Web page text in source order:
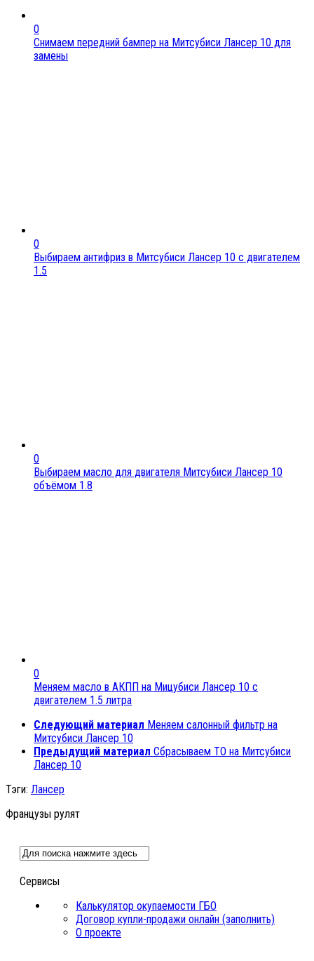
0
Снимаем передний бампер на Митсубиси Лансер 10 для
замены
0
Выбираем антифриз в Митсубиси Лансер 10 с двигателем
1.5
0
Выбираем масло для двигателя Митсубиси Лансер 10
объёмом 1.8
0
Меняем масло в АКПП на Мицубиси Лансер 10 с
двигателем 1.5 литра
Следующий материал Меняем салонный фильтр на
Митсубиси Лансер 10
Предыдущий материал Сбрасываем ТО на Митсубиси
Лансер 10
Тэги: Лансер
Французы рулят
Сервисы
Калькулятор окупаемости ГБО
Договор купли-продажи онлайн (заполнить)
О проекте